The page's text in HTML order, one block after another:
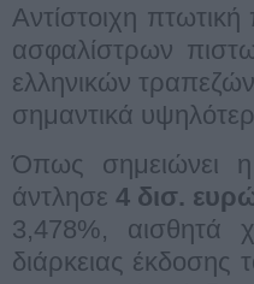
Αντίστοιχη
ασφαλίστρων
ελληνικών
σημαντικά
Όπως σημειώνει
άντλησε 4 δισ.
3,478%, αισθητά
διάρκειας έκδοσης